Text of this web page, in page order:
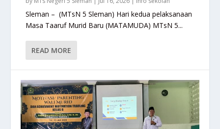
Sleman – (MTsN 5 Sleman) Hari kedua pelaksanaan
Masa Taaruf Murid Baru (MATAMUDA) MTsN 5...
READ MORE